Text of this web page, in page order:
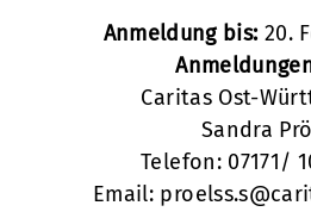
Anmeldung bis:20.
Caritas Ost-
Sandra
Telefon: 07171/
Email: